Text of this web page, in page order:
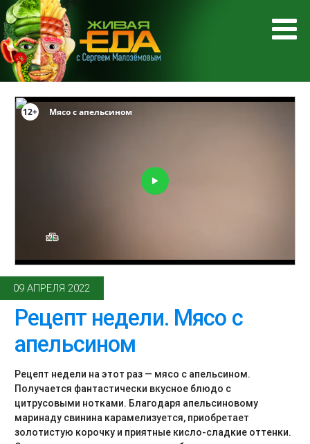
09 АПРЕЛЯ 2022
Рецепт недели. Мясо с
апельсином
Рецепт недели на этот раз — мясо с апельсином.
Получается фантастически вкусное блюдо с
цитрусовыми нотками. Благодаря апельсиновому
маринаду свинина карамелизуется, приобретает
золотистую корочку и приятные кисло-сладкие оттенки.